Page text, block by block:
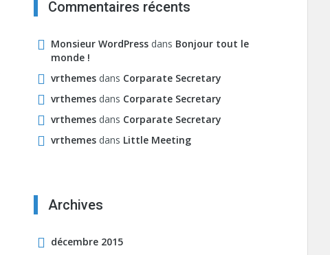
Commentaires récents
Monsieur WordPress dans Bonjour tout le
monde !
vrthemes dans Corparate Secretary
vrthemes dans Corparate Secretary
vrthemes dans Corparate Secretary
vrthemes dans Little Meeting
Archives
décembre 2015